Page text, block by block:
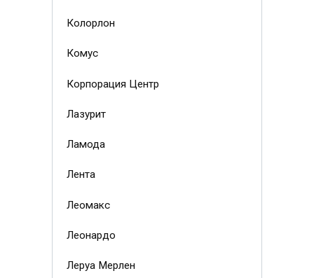
Колорлон
Комус
Корпорация Центр
Лазурит
Ламода
Лента
Леомакс
Леонардо
Леруа Мерлен